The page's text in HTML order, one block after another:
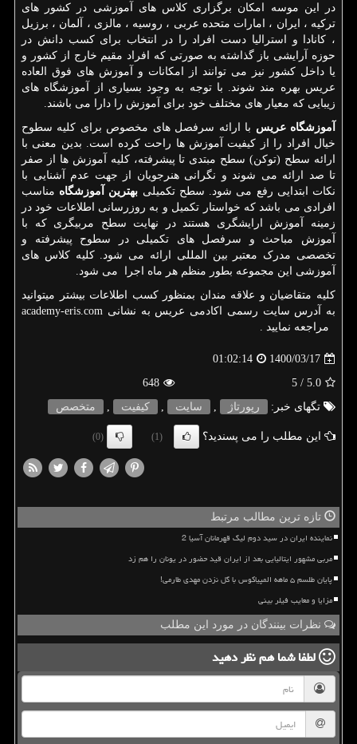
در این موسه امکان برگزاری کلاس های آموزشی در کشور های
ترکیه ، ایران ، امارات متحده عربی ، روسیه ، مالزی ، آلمان ، برزیل
، کانادا و استرالیا دست افراد را در انتخاب برای کسب دانش در
حوزه آرایشی باز گذاشته به صورتی که افراد مقیم خارج از کشور و
یا داخل کشور نیز می توانند از امکانات و آموزش های فوق العاده
عریس بهره مند شوند. با توجه به وجود بسیاری از آموزشگاه های
زیبایی که معیار های مختلف خود برای آموزش را دارا می باشند.
آموزشگاه عریس با ارائه سرفصل های مخصوص برای کلیه سطوح
خیال افراد را از کیفیت آموزش ها راحت کرده است. بدین معنی با
ارائه سطح (توکن) سطح مبتدی تا پیشرفته، کلیه آموزش ها از صفر
تا صد ارائه می شوند و نگرانی هنرجویان از جهت عدم آشنایی با
نکات ابتدایی رفع می شود. سطح تکمیلی بهترین آموزشگاه مناسب
افرادی می باشد که خواستار تکمیل و به روزرسانی اطلاعات خود در
زمینه آموزش ارایشگری هستند در نهایت سطح مربیگری که با
آموزش مباحث و سرفصل های تکمیلی در سطوح پیشرفته و
تخصصی مدرک معتبر بین المللی ارائه می شود. کلیه کلاس های
آموزشی این مجموعه بطور منظم هر ماه اجرا می شود.
کلیه متقاضیان و علاقه مندان بمنظور کسب اطلاعات بیشتر میتوانید
به آدرس سایت رسمی اکادمی عریس به نشانی academy-eris.com
مراجعه نمایید .
1400/03/17
01:02:14
5.0
/ 5
648
تگهای خبر:
رپورتاژ , سایت , كیفیت , متخصص
این مطلب را می پسندید؟ (1)
(0)
تازه ترین مطالب مرتبط
نماینده ایران در سید دوم لیگ قهرمانان آسیا 2
مربی مشهور ایتالیایی بعد از ایران قید حضور در یونان را هم زد
پایان طلسم ۵ ماهه المپیاکوس با گل نزدن مهدی طارمی!
مزایا و معایب فیلر بینی
نظرات بینندگان در مورد این مطلب
لطفا شما همنظر دهید